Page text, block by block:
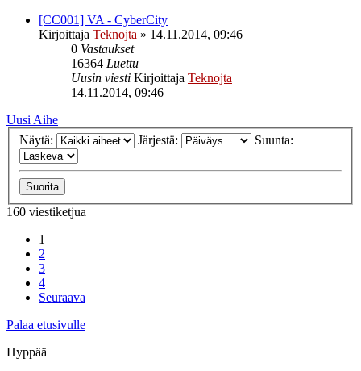
[CC001] VA - CyberCity
Kirjoittaja Teknojta » 14.11.2014, 09:46
0 Vastaukset
16364 Luettu
Uusin viesti Kirjoittaja Teknojta
14.11.2014, 09:46
Uusi Aihe
Näytä:
Järjestä: Suunta:
160 viestiketjua
1
2
3
4
Seuraava
Palaa etusivulle
Hyppää